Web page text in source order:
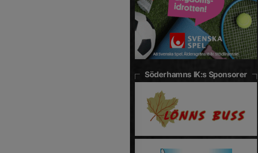
Söderhamns IK:s Sponsorer